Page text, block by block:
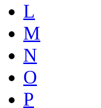
L
M
N
O
P